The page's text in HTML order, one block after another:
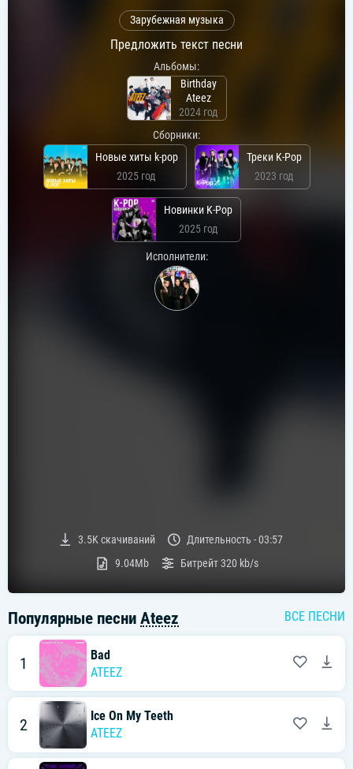
Зарубежная музыка
Предложить текст песни
Альбомы:
Birthday
Ateez
2024 год
Сборники:
Новые хиты k-pop
2025 год
Треки K-Pop
2023 год
Новинки K-Pop
2025 год
Исполнители:
3.5Kскачиваний Длительность -03:57
9.04Mb
Битрейт320 kb/s
Популярные песни Ateez ВСЕ ПЕСНИ
1
Bad
ATEEZ
2
Ice On My Teeth
ATEEZ